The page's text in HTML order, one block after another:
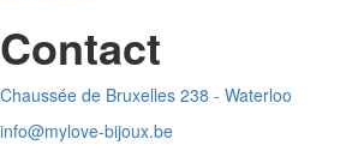
Contact
Chaussée de Bruxelles 238 - Waterloo
info@mylove-bijoux.be